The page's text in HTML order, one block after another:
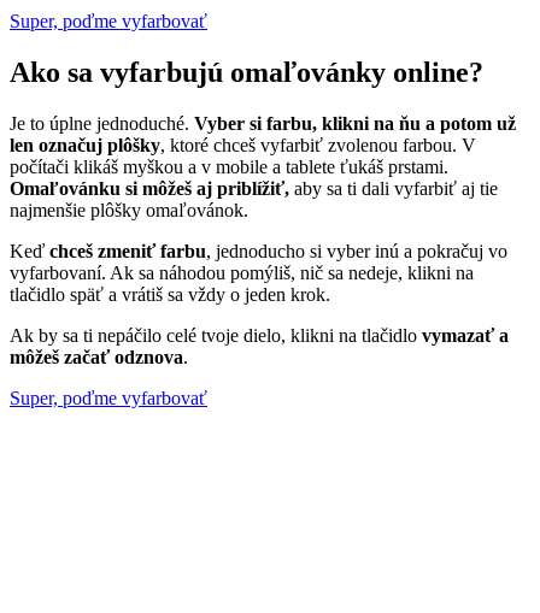
Super, poďme vyfarbovať
Ako sa vyfarbujú omaľovánky online?
Je to úplne jednoduché. Vyber si farbu, klikni na ňu a potom už
len označuj plôšky, ktoré chceš vyfarbiť zvolenou farbou. V
počítači klikáš myškou a v mobile a tablete ťukáš prstami.
Omaľovánku si môžeš aj priblížiť, aby sa ti dali vyfarbiť aj tie
najmenšie plôšky omaľovánok.
Keď chceš zmeniť farbu, jednoducho si vyber inú a pokračuj vo
vyfarbovaní. Ak sa náhodou pomýliš, nič sa nedeje, klikni na
tlačidlo späť a vrátiš sa vždy o jeden krok.
Ak by sa ti nepáčilo celé tvoje dielo, klikni na tlačidlo vymazať a
môžeš začať odznova.
Super, poďme vyfarbovať